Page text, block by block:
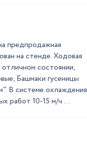
предпродажная
на стенде. Ходовая
состоянии,
Башмаки гусеницы
В системе охлаждения
работ 10-15 м/ч ...